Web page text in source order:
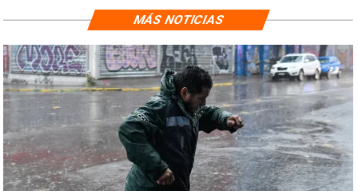
MÁS NOTICIAS